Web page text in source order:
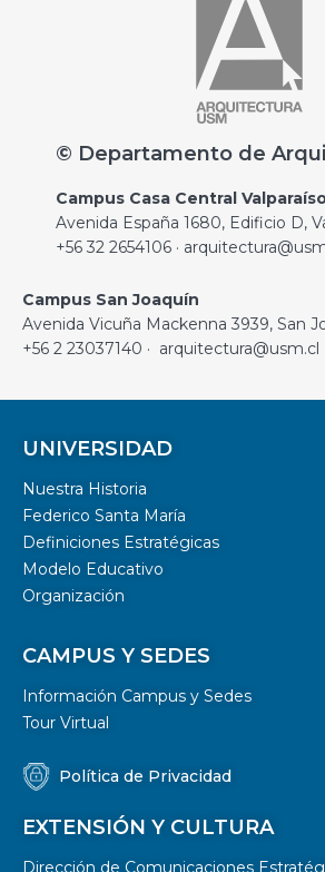
© Departamento de
Campus Casa Central
Avenida España 1680, Edificio D,
+56 32 2654106 ·
Campus San Joaquín
Avenida Vicuña Mackenna 3939, San
+56 2 23037140 · arquitectura@usm.cl
UNIVERSIDAD
Nuestra Historia
Federico Santa María
Definiciones Estratégicas
Modelo Educativo
Organización
CAMPUS Y SEDES
Información Campus y Sedes
Tour Virtual
Política de Privacidad
EXTENSIÓN Y CULTURA
Dirección de Comunicaciones